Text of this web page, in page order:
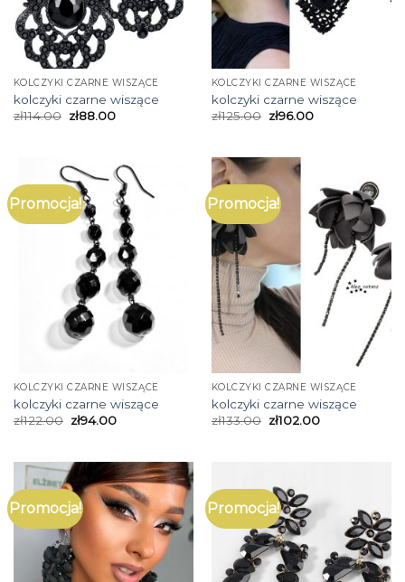
KOLCZYKI CZARNE WISZĄCE
kolczyki czarne wiszące
zł114.00 zł88.00
KOLCZYKI CZARNE WISZĄCE
kolczyki czarne wiszące
zł125.00 zł96.00
Promocja!
KOLCZYKI CZARNE WISZĄCE
kolczyki czarne wiszące
zł122.00 zł94.00
Promocja!
KOLCZYKI CZARNE WISZĄCE
kolczyki czarne wiszące
zł133.00 zł102.00
Promocja! Promocja!